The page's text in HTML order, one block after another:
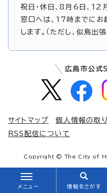
メニュー 情報をさがす
祝日・休日、8月6日、
窓口へは、17時までにお
します。（ただし、似島
広島市公式
サイトマップ 個人情報の取
RSS配信について
Copyright © The City of